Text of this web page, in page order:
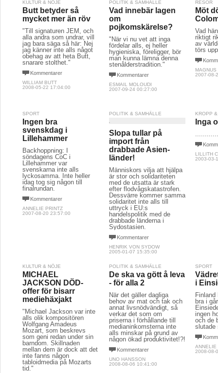
KULTUR & NÖJE
Butt betyder så
mycket mer än röv
"Till signaturen JEM, och
alla andra som undrar, vill
jag bara säga så här: Nej
jag känner inte alls något
obehag av att heta Butt,
snarare stolthet."
Kommentarer
WILLIAM BUTT
2008-05-22 17:04:00
POLITIK & SAMHÄLLE
Vad innebär lagen
om
pojkomskärelse?
"När vi nu vet att inga
fördelar alls, ej heller
hygieniska, föreligger, bör
man kunna lämna denna
stenålderstradition."
Kommentarer
ESMAIL MOLOUDI
2007-09-24 00:27:00
RESOR
Möt
Vad
riktigt
av
törs
2007-08-
SPORT
Ingen bra
svenskdag i
Lillehammer
Backhoppning: I
söndagens CoC i
Lillehammer var
svenskarna inte alls
lyckosamma. Inte heller
idag tog sig någon till
finalrundan.
Kommentarer
ANNELIE PRINTZ
2007-08-20 23:57:00
POLITIK & SAMHÄLLE
Slopa tullar på
import från
drabbade Asien-
länder!
Människors vilja att hjälpa
är stor och solidariteten
med de utsatta är stark
efter flodvågskatastrofen.
Dessvärre kommer samma
solidaritet inte alls till
uttryck i EU:s
handelspolitik med de
drabbade länderna i
Sydostasien.
Kommentarer
HENRIK VON SYDOW
2005-01-07 15:35:00
KROPP
Inga
LILLITH
2003-03-
KULTUR & NÖJE
MICHAEL
JACKSON DÖD-
offer för bisarr
mediehäxjakt
"Michael Jackson var inte
alls olik kompositören
Wolfgang Amadeus
Mozart, som beskrevs
som geni redan under sin
barndom. Skillnaden
mellan dem är dock att det
inte fanns någon
tabloidmedia på Mozarts
tid."
POLITIK & SAMHÄLLE
De ska va gött å leva
- för alla 2
När det gäller dagliga
behov av mat och tak och
annat livsnödvändigt, så
verkar det som om
priserna i förhållande till
medianinkomsterna inte
alls minskar på grund av
någon ökad produktivitet!?!
Kommentarer
UNO HANSSON
2008-08-06 10:41:00
SPORT
i
bra i
ingen
och de
slutade
ANNELIE
2008-08-